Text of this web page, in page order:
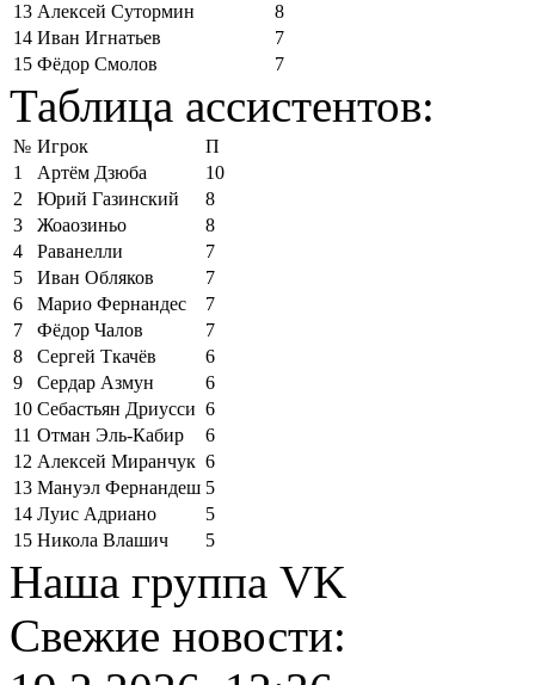
13 Алексей Сутормин
8
14 Иван Игнатьев
7
15 Фёдор Смолов 7
Таблица ассистентов:
№ Игрок
П
1
Артём Дзюба
10
2
Юрий Газинский
8
3
Жоаозиньо
8
4
Раванелли
7
5
Иван Обляков
7
6
Марио Фернандес
7
7
Фёдор Чалов
7
8
Сергей Ткачёв
6
9
Сердар Азмун
6
10 Себастьян Дриусси 6
11 Отман Эль-Кабир
6
12 Алексей Миранчук 6
13 Мануэл Фернандеш 5
14 Луис Адриано
5
15 Никола Влашич 5
Наша группа VK
Свежие новости: